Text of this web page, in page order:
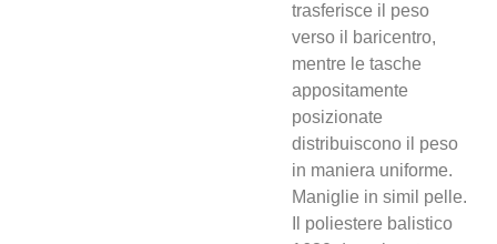
trasferisce il peso
verso il baricentro,
mentre le tasche
appositamente
posizionate
distribuiscono il peso
in maniera uniforme.
Maniglie in simil pelle.
Il poliestere balistico